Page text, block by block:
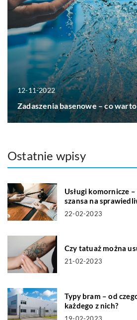
12-11-2022
Zadaszenia basenowe – co
Ostatnie wpisy
Usługi komornicze
szansa na
22-02-2023
Czy tatuaż można
21-02-2023
Typy bram – od
każdego z nich?
19-02-2023